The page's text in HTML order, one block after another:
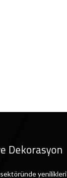
Dekorasyon
sektöründe yenilikleri